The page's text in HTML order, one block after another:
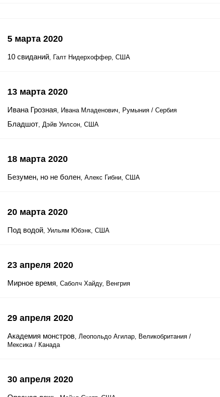
5 марта 2020
10 свиданий, Галт Нидерхоффер, США
13 марта 2020
Ивана Грозная, Ивана Младенович, Румыния / Сербия
Бладшот, Дэйв Уилсон, США
18 марта 2020
Безумен, но не болен, Алекс Гибни, США
20 марта 2020
Под водой, Уильям Юбэнк, США
23 апреля 2020
Мирное время, Саболч Хайду, Венгрия
29 апреля 2020
Академия монстров, Леопольдо Агилар, Великобритания /
Мексика / Канада
30 апреля 2020